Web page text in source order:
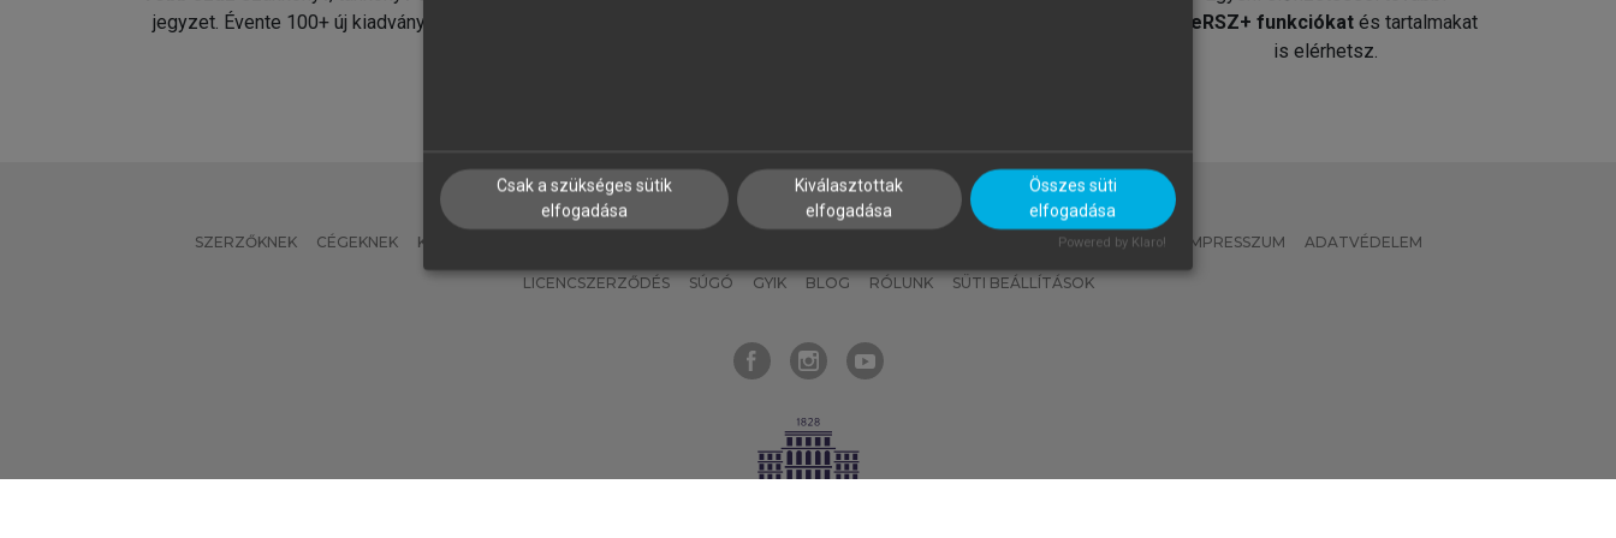
jegyzet. Évente 100+ új kiadvány.
MeRSZ+ funkciókat és tartalmakat
is elérhetsz.
SZERZŐKNEK CÉGEKNEK KÖNYVTÁROSOKNAK MI – ÁLTALÁNOS IRÁNYELVEK IMPRESSZUM ADATVÉDELEM
LICENCSZERZŐDÉS SÚGÓ GYIK BLOG RÓLUNK SÜTI BEÁLLÍTÁSOK
Csak a szükséges sütik
elfogadása
Kiválasztottak
elfogadása
Összes süti
elfogadása
Powered by Klaro!